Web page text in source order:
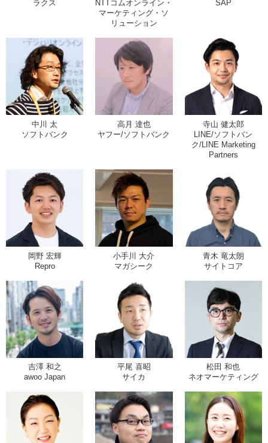
ラクス
NTTコムオンライン・
マーケティング・ソ
リューション
SAP
中川 太
ソフトバンク
高月 達也
ヤフー/ソフトバンク
寺山 健太郎
LINE/ソフトバン
ク/LINE Marketing
Partners
岡野 宏輝
Repro
小手川 大介
マガシーク
青木 竜太朗
サイトコア
吉澤 和之
awoo Japan
平尾 喜昭
サイカ
松田 和也
ネオマーケティング